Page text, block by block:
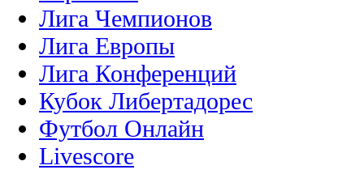
Лига Чемпионов
Лига Европы
Лига Конференций
Кубок Либертадорес
Футбол Онлайн
Livescore